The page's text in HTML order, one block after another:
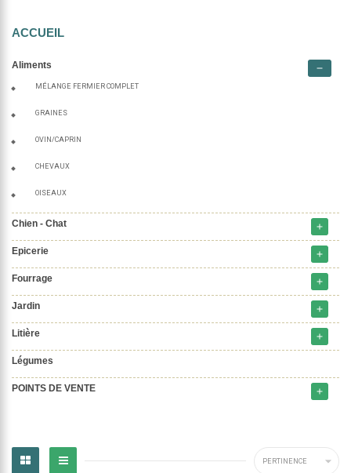
ACCUEIL
Aliments remove
MÉLANGE FERMIER COMPLET
GRAINES
OVIN/CAPRIN
CHEVAUX
OISEAUX
Chien - Chat add
Epicerie add
Fourrage add
Jardin add
Litière add
Légumes
POINTS DE VENTE add
PERTINENCE 